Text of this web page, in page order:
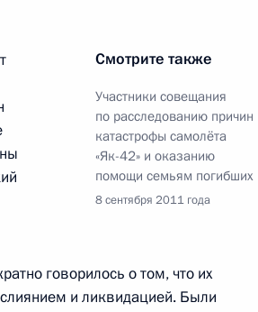
приёмной
Смотрите также
Участники совещания
по расследованию причин
катастрофы самолёта
«Як-42» и оказанию
помощи семьям погибших
8 сентября 2011 года
говорилось о том, что их
и ликвидацией. Были